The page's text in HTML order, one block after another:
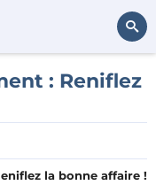
Rechercher
: Reniflez